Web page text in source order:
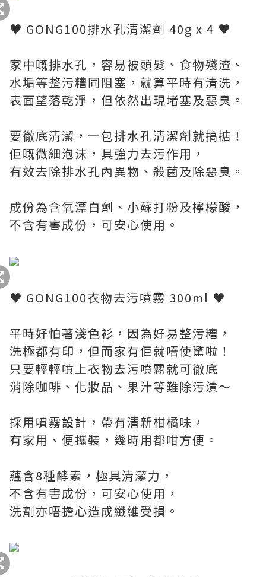
♥ GONG100排水孔清潔劑 40g x 4 ♥
家中嘅排水孔，容易被頭髮、食物殘渣、
水垢等整污糟同阻塞，就算平時有清洗，
表面望落乾淨，但依然出現堵塞及惡臭。
要徹底清潔，一包排水孔清潔劑就搞掂！
佢嘅微細泡沫，具強力去污作用，
有效去除排水孔內異物、殺菌及除惡臭。
成份為含氧漂白劑、小蘇打粉及檸檬酸，
不含有害成份，可安心使用。
♥ GONG100衣物去污噴霧 300ml ♥
平時好怕著淺色衫，因為好易整污糟，
洗極都有印，但而家有佢就唔使驚啦！
只要輕輕噴上衣物去污噴霧就可徹底
消除咖啡、化妝品、果汁等難除污漬～
採用噴霧設計，帶有清新柑橘味，
有家用、便攜裝，幾時用都咁方便。
蘊含8種酵素，極具清潔力，
不含有害成份，可安心使用，
洗劑亦唔擔心造成纖維受損。